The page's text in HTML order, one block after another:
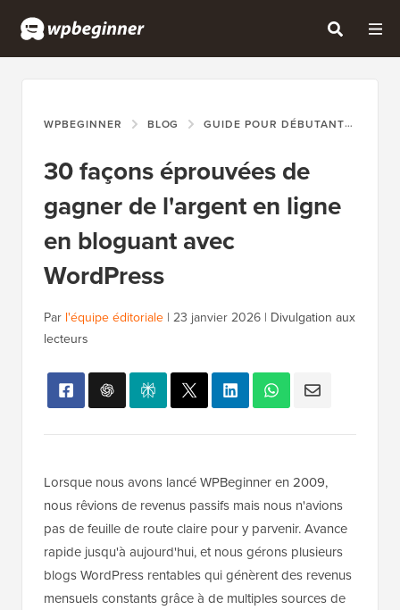
WPBEGINNER BLOG GUIDE POUR DÉBUTANTS
30 façons éprouvées de
gagner de l'argent en ligne
en bloguant avec
WordPress
Par l'équipe éditoriale | 23 janvier 2026 | Divulgation aux
lecteurs
Lorsque nous avons lancé WPBeginner en 2009,
nous rêvions de revenus passifs mais nous n'avions
pas de feuille de route claire pour y parvenir. Avance
rapide jusqu'à aujourd'hui, et nous gérons plusieurs
blogs WordPress rentables qui génèrent des revenus
mensuels constants grâce à de multiples sources de